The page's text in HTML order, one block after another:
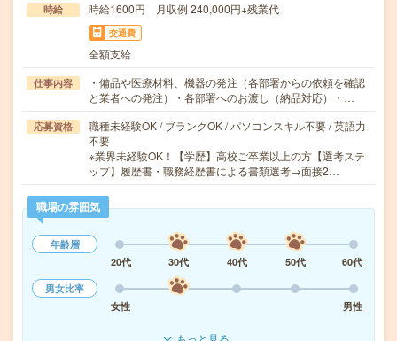
時給 時給1600円 月収例 240,000円+残業代
交通費
全額支給
仕事内容
・備品や医療材料、機器の発注（各部署からの依頼を確認
と業者への発注）・各部署へのお渡し（納品対応）・…
応募資格
職種未経験OK / ブランクOK / パソコンスキル不要 / 英語力
不要
※業界未経験OK！【学歴】高校ご卒業以上の方【選考ステ
ップ】履歴書・職務経歴書による書類選考→面接2…
職場の雰囲気
年齢層
20代
30代 40代 50代
60代
男女比率
女性
男性
もっと見る